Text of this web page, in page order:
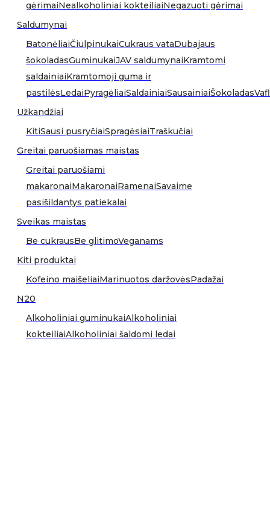
gėrimaiNealkoholiniai kokteiliaiNegazuoti gėrimai
Saldumynai
BatonėliaiČiulpinukaiCukraus vataDubajaus
šokoladasGuminukaiJAV saldumynaiKramtomi
saldainiaiKramtomoji guma ir
pastilėsLedaiPyragėliaiSaldainiaiSausainiaiŠokoladas
Užkandžiai
KitiSausi pusryčiaiSpragėsiaiTraškučiai
Greitai paruošiamas maistas
Greitai paruošiami
makaronaiMakaronaiRamenaiSavaime
pasišildantys patiekalai
Sveikas maistas
Be cukrausBe glitimoVeganams
Kiti produktai
Kofeino maišeliaiMarinuotos daržovėsPadažai
N20
Alkoholiniai guminukaiAlkoholiniai
kokteiliaiAlkoholiniai šaldomi ledai